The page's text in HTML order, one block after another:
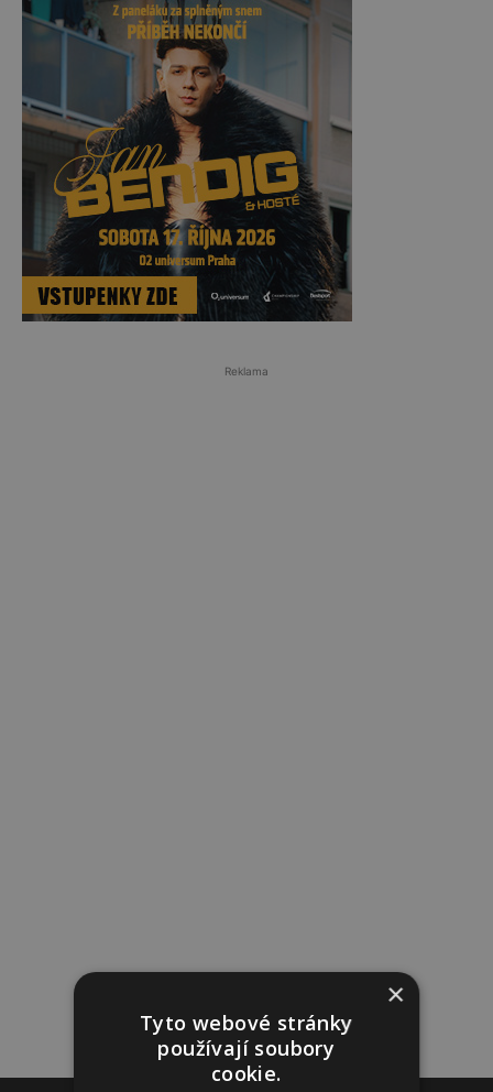
Reklama
×
Tyto webové stránky
používají soubory
cookie.